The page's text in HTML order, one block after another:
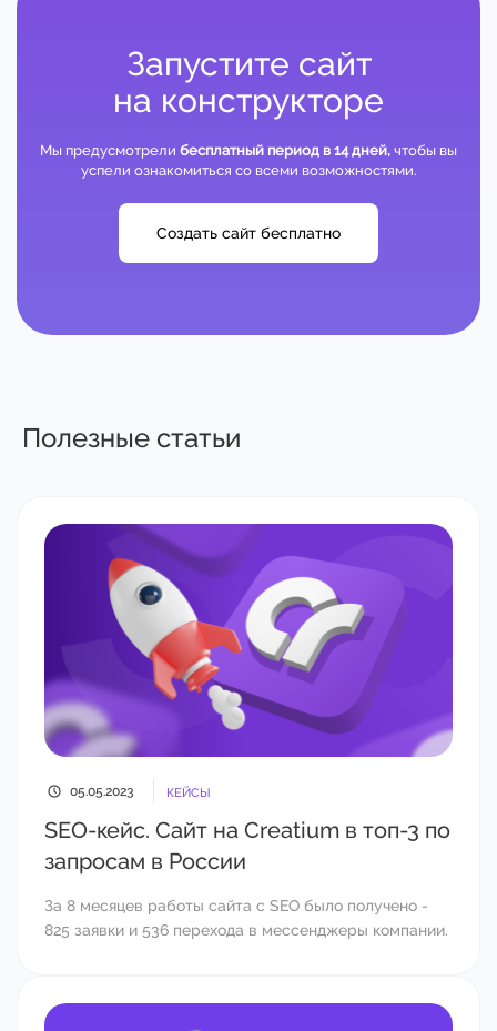
Запустите сайт
на конструкторе
Мы предусмотрели бесплатный период в 14 дней, чтобы вы
успели ознакомиться со всеми возможностями.
Создать сайт бесплатно
Полезные статьи
05.05.2023 КЕЙСЫ
SEO-кейс. Сайт на Creatium в топ-3 по
запросам в России
За 8 месяцев работы сайта с SEO было получено -
825 заявки и 536 перехода в мессенджеры компании.